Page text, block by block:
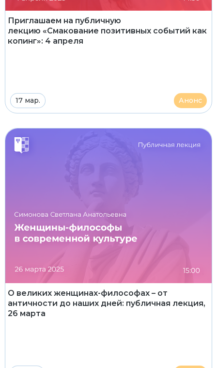
Приглашаем на публичную
лекцию «Смакование позитивных событий как
копинг»: 4 апреля
17 мар. Анонс
О великих женщинах-философах – от
античности до наших дней: публичная лекция,
26 марта